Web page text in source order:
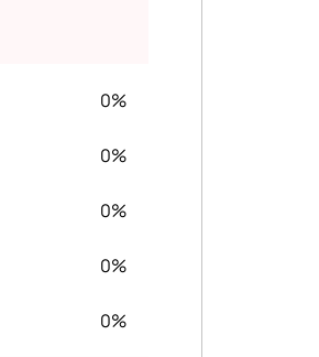
0%
0%
0%
0%
0%